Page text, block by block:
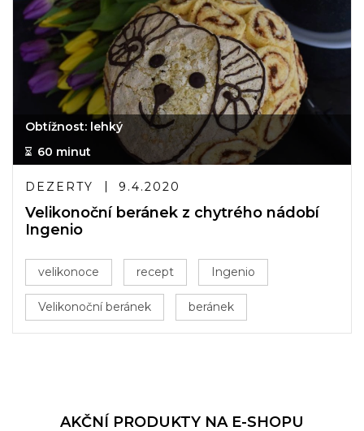
Obtížnost: lehký
60 minut
DEZERTY 9.4.2020
Velikonoční beránek z chytrého nádobí
Ingenio
velikonoce recept Ingenio
Velikonoční beránek beránek
AKČNÍ PRODUKTY NA E-SHOPU